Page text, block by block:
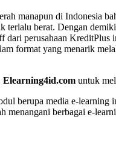
manapun di Indonesia
berat. Dengan
perusahaan
format yang menarik
Elearning4id.com untuk
berupa media e-
menangani berbagai e-